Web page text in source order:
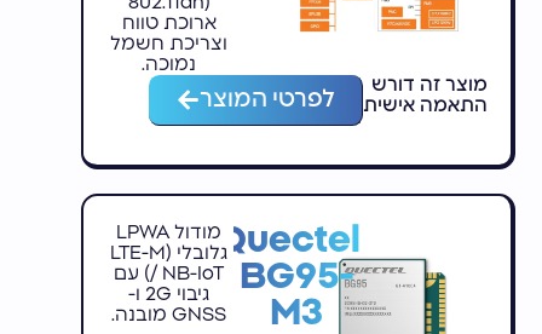
ארוכת טווח
וצריכת חשמל
נמוכה.
מוצר זה דורש
התאמה אישית
לפרטי המוצר
Quectel
BG95-
M3
מודול LPWA
גלובלי (LTE-M
/ NB-IoT) עם
גיבוי 2G ו-
GNSS מובנה.